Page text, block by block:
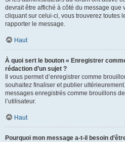
devrait être affiché à côté du message que
cliquant sur celui-ci, vous trouverez toutes
rapporter le message.
Haut
À quoi sert le bouton « Enregistrer
rédaction d’un sujet ?
Il vous permet d’enregistrer comme
souhaitez finaliser et publier
messages enregistrés comme brouillons
l’utilisateur.
Haut
Pourquoi mon message a-t-il besoin